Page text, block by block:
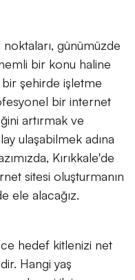
günümüzde
bir konu haline
bir şehirde işletme
bir internet
artırmak ve
ulaşabilmek adına
Kırıkkale'de
sitesi oluşturmanın
ele alacağız.
hedef kitlenizi net
Hangi yaş